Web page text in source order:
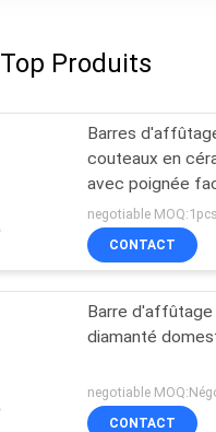
Top Produits
Barres
couteaux en
avec poignée
tenir
negotiable MOQ:1pcs
CONTACT
Barre d'affûtage
diamanté
negotiable
CONTACT